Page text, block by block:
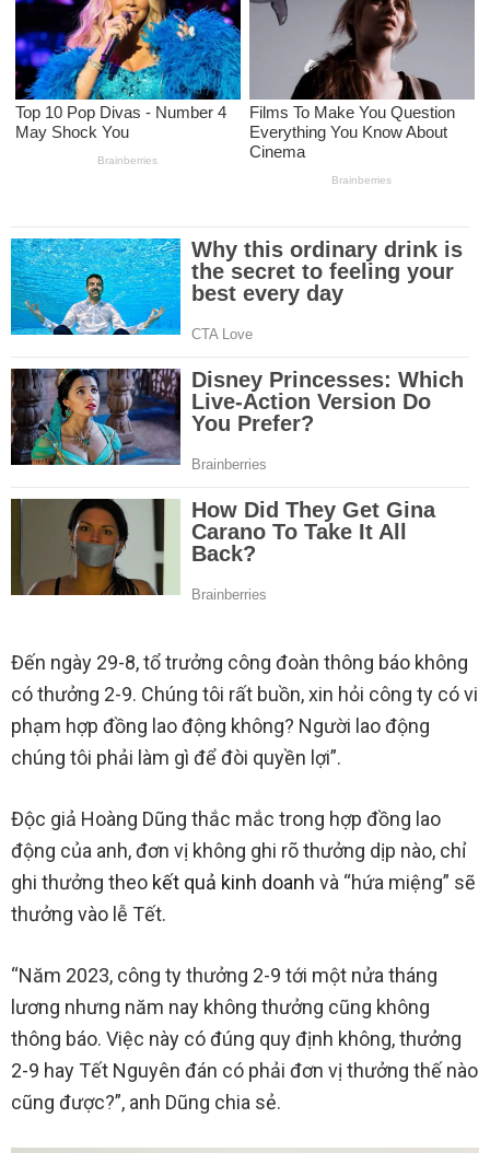
Đến ngày 29-8, tổ trưởng công đoàn thông báo không
có thưởng 2-9. Chúng tôi rất buồn, xin hỏi công ty có vi
phạm hợp đồng lao động không? Người lao động
chúng tôi phải làm gì để đòi quyền lợi”.
Độc giả Hoàng Dũng thắc mắc trong hợp đồng lao
động của anh, đơn vị không ghi rõ thưởng dịp nào, chỉ
ghi thưởng theo kết quả kinh doanh và “hứa miệng” sẽ
thưởng vào lễ Tết.
“Năm 2023, công ty thưởng 2-9 tới một nửa tháng
lương nhưng năm nay không thưởng cũng không
thông báo. Việc này có đúng quy định không, thưởng
2-9 hay Tết Nguyên đán có phải đơn vị thưởng thế nào
cũng được?”, anh Dũng chia sẻ.